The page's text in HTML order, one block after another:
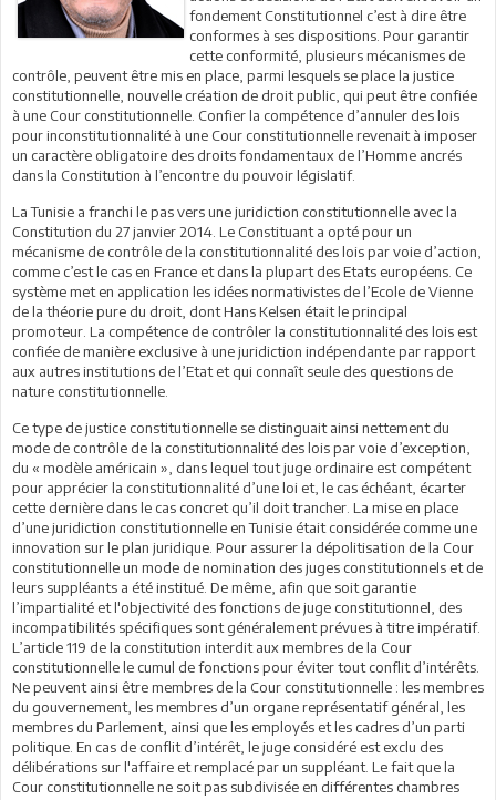
fondement Constitutionnel c’est à dire être
conformes à ses dispositions. Pour garantir
cette conformité, plusieurs mécanismes de
contrôle, peuvent être mis en place, parmi lesquels se place la justice
constitutionnelle, nouvelle création de droit public, qui peut être confiée
à une Cour constitutionnelle. Confier la compétence d’annuler des lois
pour inconstitutionnalité à une Cour constitutionnelle revenait à imposer
un caractère obligatoire des droits fondamentaux de l’Homme ancrés
dans la Constitution à l’encontre du pouvoir législatif.
La Tunisie a franchi le pas vers une juridiction constitutionnelle avec la
Constitution du 27 janvier 2014. Le Constituant a opté pour un
mécanisme de contrôle de la constitutionnalité des lois par voie d’action,
comme c’est le cas en France et dans la plupart des Etats européens. Ce
système met en application les idées normativistes de l’Ecole de Vienne
de la théorie pure du droit, dont Hans Kelsen était le principal
promoteur. La compétence de contrôler la constitutionnalité des lois est
confiée de manière exclusive à une juridiction indépendante par rapport
aux autres institutions de l’Etat et qui connaît seule des questions de
nature constitutionnelle.
Ce type de justice constitutionnelle se distinguait ainsi nettement du
mode de contrôle de la constitutionnalité des lois par voie d’exception,
du « modèle américain », dans lequel tout juge ordinaire est compétent
pour apprécier la constitutionnalité d’une loi et, le cas échéant, écarter
cette dernière dans le cas concret qu’il doit trancher. La mise en place
d’une juridiction constitutionnelle en Tunisie était considérée comme une
innovation sur le plan juridique. Pour assurer la dépolitisation de la Cour
constitutionnelle un mode de nomination des juges constitutionnels et de
leurs suppléants a été institué. De même, afin que soit garantie
l’impartialité et l'objectivité des fonctions de juge constitutionnel, des
incompatibilités spécifiques sont généralement prévues à titre impératif.
L’article 119 de la constitution interdit aux membres de la Cour
constitutionnelle le cumul de fonctions pour éviter tout conflit d’intérêts.
Ne peuvent ainsi être membres de la Cour constitutionnelle : les membres
du gouvernement, les membres d’un organe représentatif général, les
membres du Parlement, ainsi que les employés et les cadres d’un parti
politique. En cas de conflit d’intérêt, le juge considéré est exclu des
délibérations sur l'affaire et remplacé par un suppléant. Le fait que la
Cour constitutionnelle ne soit pas subdivisée en différentes chambres